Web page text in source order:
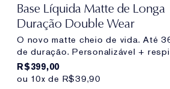
Base Líquida Matte de Longa
Duração Double Wear
O novo matte cheio de vida. Até
de duração. Personalizável +
R$399,00
ou 10x de R$39,90